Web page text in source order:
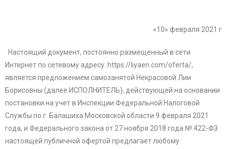
«10» февраля 2021 г
Настоящий документ, постоянно размещенный в сети
Интернет по сетевому адресу: https://liyaen.com/oferta/,
является предложением самозанятой Некрасовой Лии
Борисовны (далее ИСПОЛНИТЕЛЬ), действующей на основании
постановки на учет в Инспекции Федеральной Налоговой
Службы по г. Балашиха Московской области 9 февраля 2021
года, и Федерального закона от 27 ноября 2018 года № 422-ФЗ
настоящей публичной офертой предлагает любому